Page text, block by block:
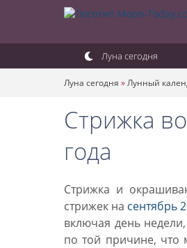
Луна сегодня
Луна сегодня »Лунный
Стрижка
года
Стрижка и
стрижек на сентябрь
включая день
по той причине, что